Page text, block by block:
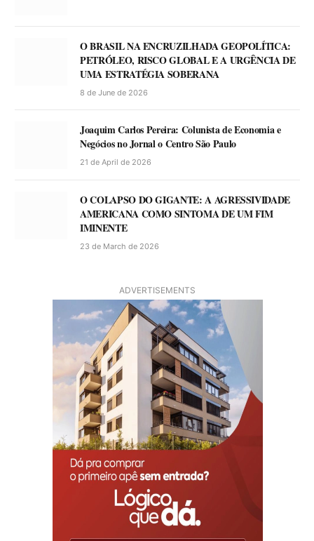
O BRASIL NA ENCRUZILHADA GEOPOLÍTICA:
PETRÓLEO, RISCO GLOBAL E A URGÊNCIA DE
UMA ESTRATÉGIA SOBERANA
8 de June de 2026
Joaquim Carlos Pereira: Colunista de Economia e
Negócios no Jornal o Centro São Paulo
21 de April de 2026
O COLAPSO DO GIGANTE: A AGRESSIVIDADE
AMERICANA COMO SINTOMA DE UM FIM
IMINENTE
23 de March de 2026
ADVERTISEMENTS